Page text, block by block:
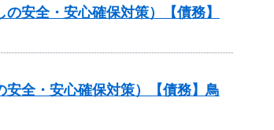
安全・安心確保対策）【債務】
全・安心確保対策）【債務】鳥